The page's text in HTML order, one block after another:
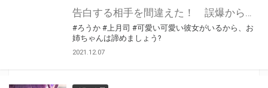
告白する相手を間違えた！ 誤爆から始まるこの恋の行方は予測不能！？ 上月 司先生の最新作「可愛い可愛い彼女がいるから、お姉ちゃんは諦めましょう?」が電撃文庫より発売決定！ とらのあなでは発売を記念して《特製B2タペストリー》とらのあな限定版を発売いたします。 とらのあな限定版の数は限られていますので是非お早めにお求めください！
#ろうか #上月司 #可愛い可愛い彼女がいるから、お
姉ちゃんは諦めましょう?
2021.12.07